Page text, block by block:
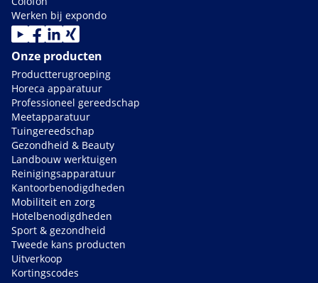
Werken bij expondo
Onze producten
Productterugroeping
Horeca apparatuur
Professioneel gereedschap
Meetapparatuur
Tuingereedschap
Gezondheid & Beauty
Landbouw werktuigen
Reinigingsapparatuur
Kantoorbenodigdheden
Mobiliteit en zorg
Hotelbenodigdheden
Sport & gezondheid
Tweede kans producten
Uitverkoop
Kortingscodes